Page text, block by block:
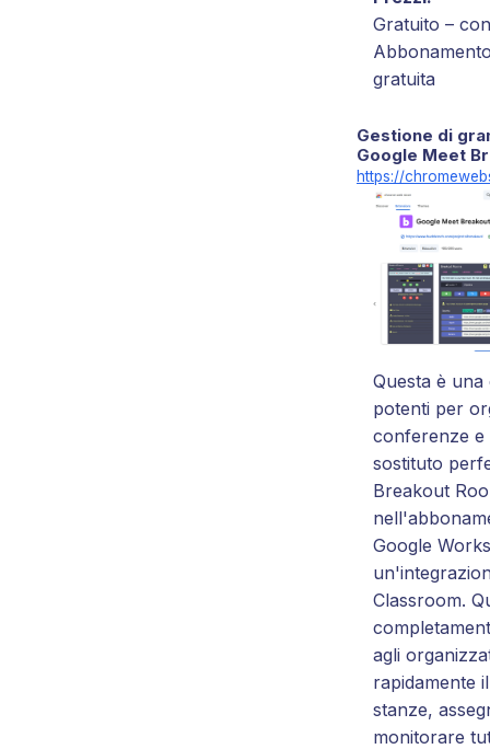
Gratuito –
gratuita
Gestione di
Google Meet
https://
Questa è una
potenti per
conferenze e
sostituto
Breakout
Google
Classroom.
agli
rapidamente
stanze,
monitorare